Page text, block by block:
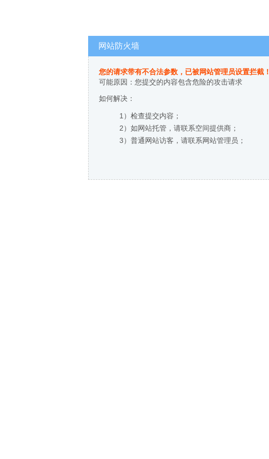
网站防火墙
您的请求带有不合法参数，已被网站管理员设置拦截！
可能原因：您提交的内容包含危险的攻击请求
如何解决：
1）检查提交内容；
2）如网站托管，请联系空间提供商；
3）普通网站访客，请联系网站管理员；